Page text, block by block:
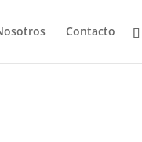
Contacto